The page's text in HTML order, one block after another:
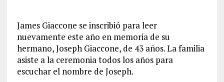
James Giaccone se inscribió para leer
nuevamente este año en memoria de su
hermano, Joseph Giaccone, de 43 años. La familia
asiste a la ceremonia todos los años para
escuchar el nombre de Joseph.